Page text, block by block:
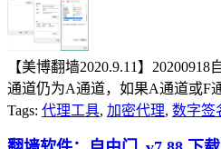
【美博翻墙2020.9.11】
通道仍为A通道，如果A通道或F
Tags: 代理工具, 加密代理, 数字签